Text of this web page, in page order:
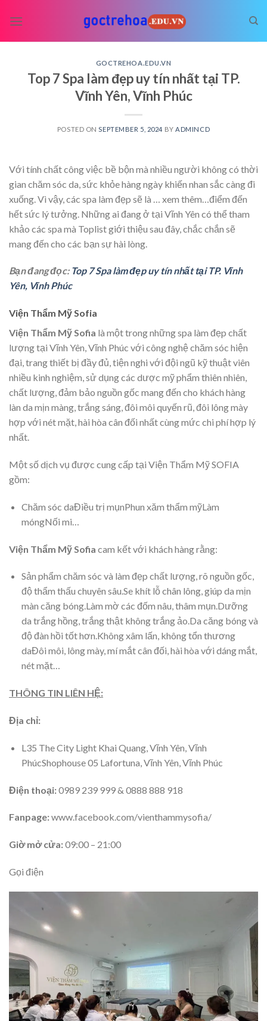
GOCTREHOA.EDU.VN
Top 7 Spa làm đẹp uy tín nhất tại TP.
Vĩnh Yên, Vĩnh Phúc
POSTED ON SEPTEMBER 5, 2024 BY ADMINCD
Với tính chất công việc bề bộn mà nhiều người không có thời
gian chăm sóc da, sức khỏe hàng ngày khiến nhan sắc càng đi
xuống. Vì vậy, các spa làm đẹp sẽ là
… xem thêm… điểm đến
hết sức lý tưởng. Những ai đang ở tại Vĩnh Yên có thể tham
khảo các spa mà Toplist giới thiệu sau đây, chắc chắn sẽ
mang đến cho các bạn sự hài lòng.
Bạn đang đọc: Top 7 Spa làm đẹp uy tín nhất tại TP. Vĩnh
Yên, Vĩnh Phúc
Viện Thẩm Mỹ Sofia
Viện Thẩm Mỹ Sofia là một trong những spa làm đẹp chất
lượng tại Vĩnh Yên, Vĩnh Phúc với công nghệ chăm sóc hiện
đại, trang thiết bị đầy đủ, tiện nghi với đội ngũ kỹ thuật viên
nhiều kinh nghiệm, sử dụng các dược mỹ phẩm thiên nhiên,
chất lượng, đảm bảo nguồn gốc mang đến cho khách hàng
làn da mịn màng, trắng sáng, đôi môi quyến rũ, đôi lông mày
hợp với nét mặt, hài hòa cân đối nhất cùng mức chi phí hợp lý
nhất.
Một số dịch vụ được cung cấp tại Viện Thẩm Mỹ SOFIA
gồm:
Chăm sóc daĐiều trị mụnPhun xăm thẩm mỹLàm
móngNối mi…
Viện Thẩm Mỹ Sofia cam kết với khách hàng rằng:
Sản phẩm chăm sóc và làm đẹp chất lượng, rõ nguồn gốc,
độ thẩm thấu chuyên sâu.Se khít lỗ chân lông, giúp da mịn
màn căng bóng.Làm mờ các đốm nâu, thâm mụn.Dưỡng
da trắng hồng, trắng thật không trắng ảo.Da căng bóng và
độ đàn hồi tốt hơn.Không xâm lấn, không tổn thương
daĐôi môi, lông mày, mí mắt cân đối, hài hòa với dáng mắt,
nét mặt…
THÔNG TIN LIÊN HỆ:
Địa chỉ:
L35 The City Light Khai Quang, Vĩnh Yên, Vĩnh
PhúcShophouse 05 Lafortuna, Vĩnh Yên, Vĩnh Phúc
Điện thoại:0989 239 999 & 0888 888 918
Fanpage:www.facebook.com/vienthammysofia/
Giờ mở cửa:09:00 – 21:00
Gọi điện